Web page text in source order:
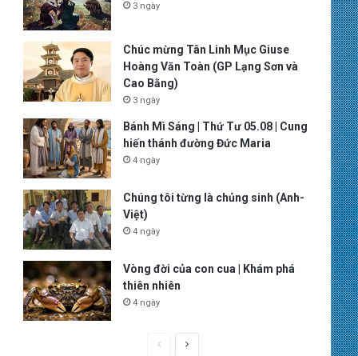
3 ngày
Chúc mừng Tân Linh Mục Giuse
Hoàng Văn Toàn (GP Lạng Sơn và
Cao Bằng)
3 ngày
Bánh Mì Sáng | Thứ Tư 05.08 | Cung
hiến thánh đường Đức Maria
4 ngày
Chúng tôi từng là chủng sinh (Anh-
Việt)
4 ngày
Vòng đời của con cua | Khám phá
thiên nhiên
4 ngày